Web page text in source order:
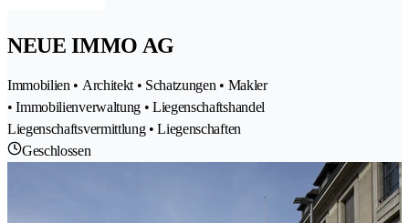
NEUE IMMO AG
Immobilien • Architekt • Schatzungen • Makler
• Immobilienverwaltung • Liegenschaftshandel
Liegenschaftsvermittlung • Liegenschaften
Geschlossen